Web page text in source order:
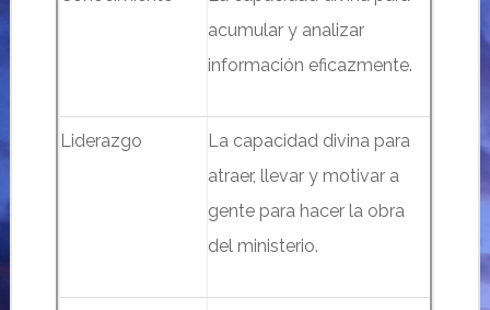
acumular y analizar
información eficazmente.
Liderazgo
La capacidad divina para
atraer, llevar y motivar a
gente para hacer la obra
del ministerio.